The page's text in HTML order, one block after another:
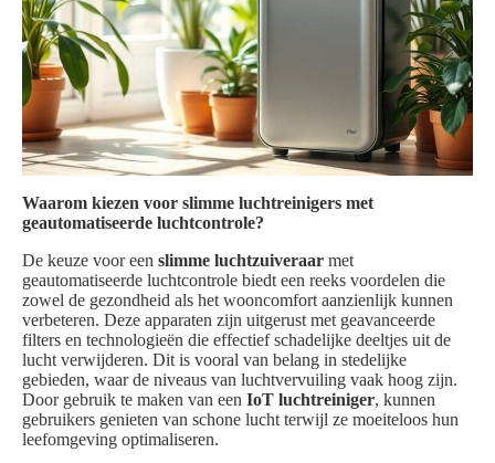
Waarom kiezen voor slimme luchtreinigers met
geautomatiseerde luchtcontrole?
De keuze voor een slimme luchtzuiveraar met
geautomatiseerde luchtcontrole biedt een reeks voordelen die
zowel de gezondheid als het wooncomfort aanzienlijk kunnen
verbeteren. Deze apparaten zijn uitgerust met geavanceerde
filters en technologieën die effectief schadelijke deeltjes uit de
lucht verwijderen. Dit is vooral van belang in stedelijke
gebieden, waar de niveaus van luchtvervuiling vaak hoog zijn.
Door gebruik te maken van een IoT luchtreiniger, kunnen
gebruikers genieten van schone lucht terwijl ze moeiteloos hun
leefomgeving optimaliseren.